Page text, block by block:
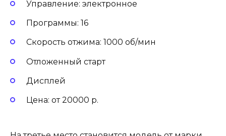
Управление: электронное
Программы: 16
Скорость отжима: 1000 об/мин
Отложенный старт
Дисплей
Цена: от 20000 р.